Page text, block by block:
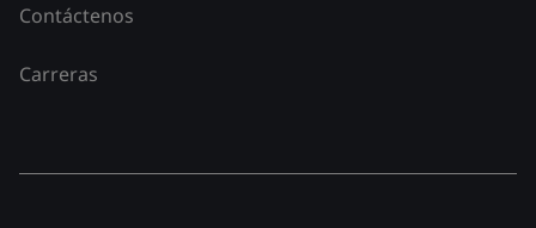
Contáctenos
Carreras